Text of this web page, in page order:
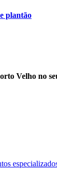
plantão
Velho no